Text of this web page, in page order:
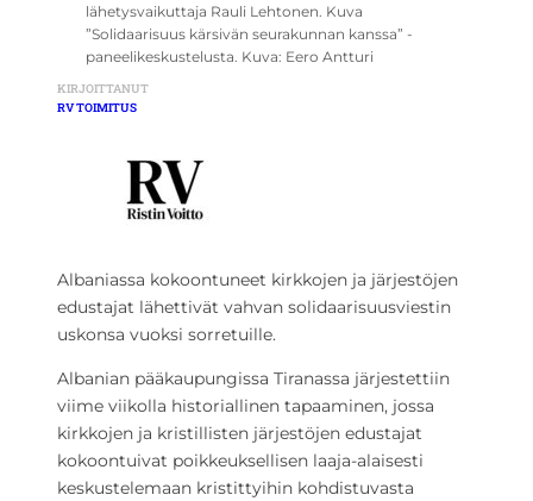
lähetysvaikuttaja Rauli Lehtonen. Kuva
”Solidaarisuus kärsivän seurakunnan kanssa” -
paneelikeskustelusta. Kuva: Eero Antturi
KIRJOITTANUT
RV TOIMITUS
Albaniassa kokoontuneet kirkkojen ja järjestöjen
edustajat lähettivät vahvan solidaarisuusviestin
uskonsa vuoksi sorretuille.
Albanian pääkaupungissa Tiranassa järjestettiin
viime viikolla historiallinen tapaaminen, jossa
kirkkojen ja kristillisten järjestöjen edustajat
kokoontuivat poikkeuksellisen laaja-alaisesti
keskustelemaan kristittyihin kohdistuvasta